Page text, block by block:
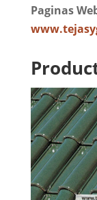
Paginas